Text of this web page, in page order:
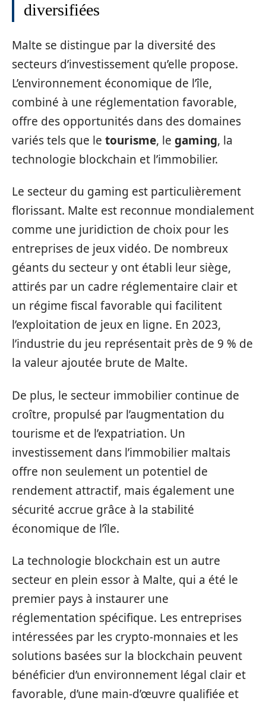
diversifiées
Malte se distingue par la diversité des
secteurs d’investissement qu’elle propose.
L’environnement économique de l’île,
combiné à une réglementation favorable,
offre des opportunités dans des domaines
variés tels que le tourisme, le gaming, la
technologie blockchain et l’immobilier.
Le secteur du gaming est particulièrement
florissant. Malte est reconnue mondialement
comme une juridiction de choix pour les
entreprises de jeux vidéo. De nombreux
géants du secteur y ont établi leur siège,
attirés par un cadre réglementaire clair et
un régime fiscal favorable qui facilitent
l’exploitation de jeux en ligne. En 2023,
l’industrie du jeu représentait près de 9 % de
la valeur ajoutée brute de Malte.
De plus, le secteur immobilier continue de
croître, propulsé par l’augmentation du
tourisme et de l’expatriation. Un
investissement dans l’immobilier maltais
offre non seulement un potentiel de
rendement attractif, mais également une
sécurité accrue grâce à la stabilité
économique de l’île.
La technologie blockchain est un autre
secteur en plein essor à Malte, qui a été le
premier pays à instaurer une
réglementation spécifique. Les entreprises
intéressées par les crypto-monnaies et les
solutions basées sur la blockchain peuvent
bénéficier d’un environnement légal clair et
favorable, d’une main-d’œuvre qualifiée et